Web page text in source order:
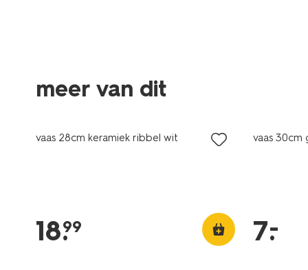
meer van dit
vaas 28cm keramiek ribbel wit
18.
99
vaas 30cm
7.
–